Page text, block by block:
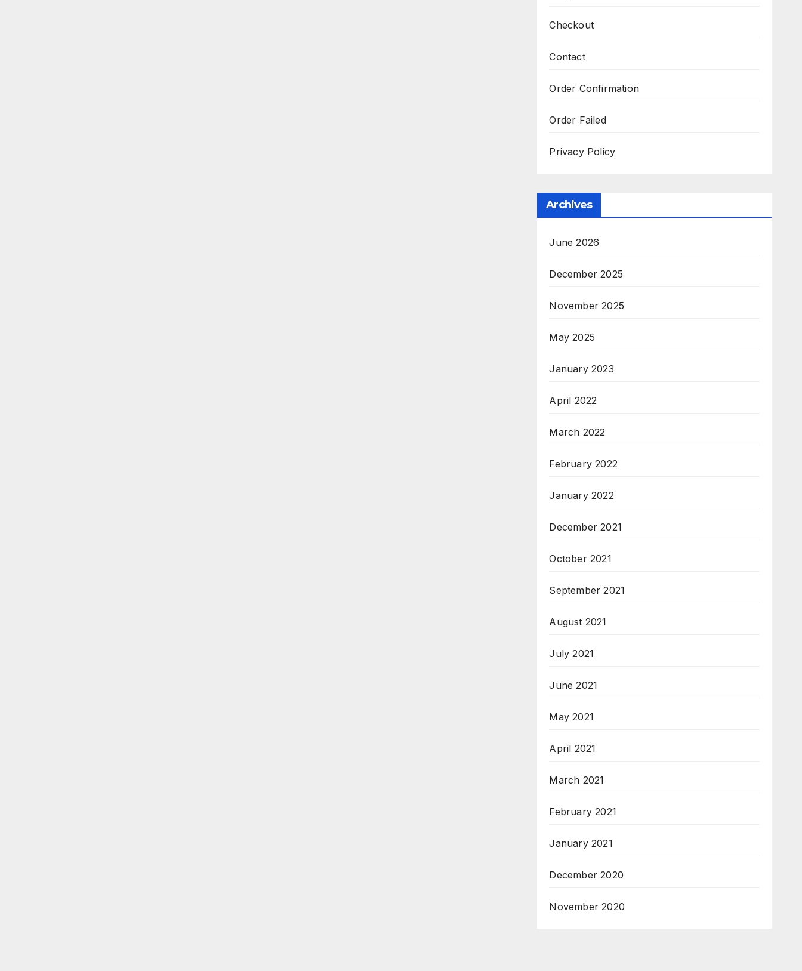
Checkout
Contact
Order Confirmation
Order Failed
Privacy Policy
Archives
June 2026
December 2025
November 2025
May 2025
January 2023
April 2022
March 2022
February 2022
January 2022
December 2021
October 2021
September 2021
August 2021
July 2021
June 2021
May 2021
April 2021
March 2021
February 2021
January 2021
December 2020
November 2020